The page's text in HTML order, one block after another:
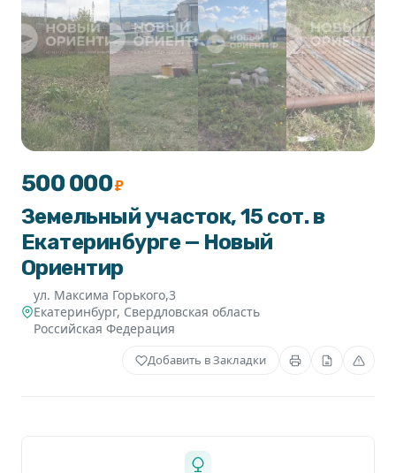
Земельный участок, 15 сот. в
Екатеринбурге — Новый
Ориентир
ул. Максима Горького,3
Екатеринбург, Свердловская область
Российская Федерация
500 000₽
Добавить в Закладки